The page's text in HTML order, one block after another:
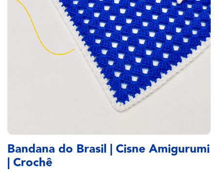
Bandana do Brasil | Cisne Amigurumi
| Crochê